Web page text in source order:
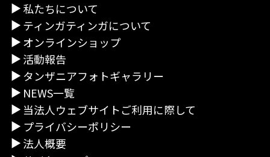
私たちについて
ティンガティンガについて
オンラインショップ
活動報告
タンザニアフォトギャラリー
NEWS一覧
当法人ウェブサイトご利用に際して
プライバシーポリシー
法人概要